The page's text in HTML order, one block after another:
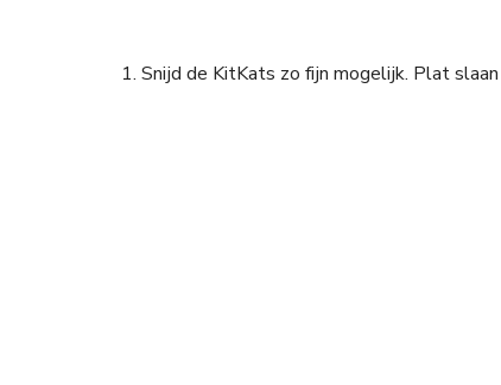
1. Snijd de KitKats zo fijn mogelijk. Plat